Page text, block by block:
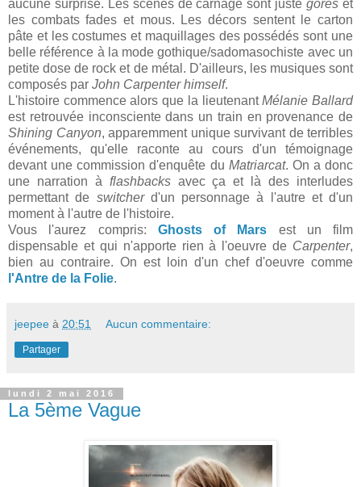
aucune surprise. Les scènes de carnage sont justegoreset
les combats fades et mous. Les décors sentent le carton
pâte et les costumes et maquillages des possédés sont une
belle référence à la mode gothique/sadomasochiste avec un
petite dose de rock et de métal. D'ailleurs, les musiques sont
composés par John Carpenter himself.
L'histoire commence alors que la lieutenantMélanie Ballard
est retrouvée inconsciente dans un train en provenance de
Shining Canyon, apparemment unique survivant de terribles
événements, qu'elle raconte au cours d'un témoignage
devant une commission d'enquête du Matriarcat. On a donc
une narration à flashbacksavec ça et là des interludes
permettant de switcher d'un personnage à l'autre et d'un
moment à l'autre de l'histoire.
Vous l'aurez compris: Ghosts of Mars est un film
dispensable et qui n'apporte rien à l'oeuvre de Carpenter,
bien au contraire. On est loin d'un chef d'oeuvre comme
l'Antre de la Folie.
jeepee à 20:51 Aucun commentaire:
Partager
lundi 2 mai 2016
La 5ème Vague